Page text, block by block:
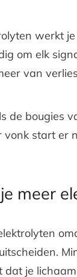
werkt
om elk
van
de bougies
vonk start er
meer
je